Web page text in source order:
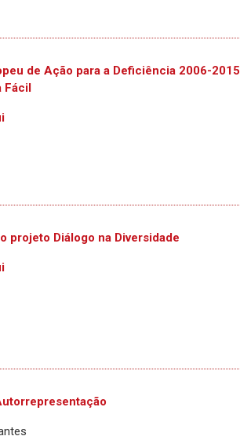
de Ação para a Deficiência 2006-2015
Fácil
projeto Diálogo na Diversidade